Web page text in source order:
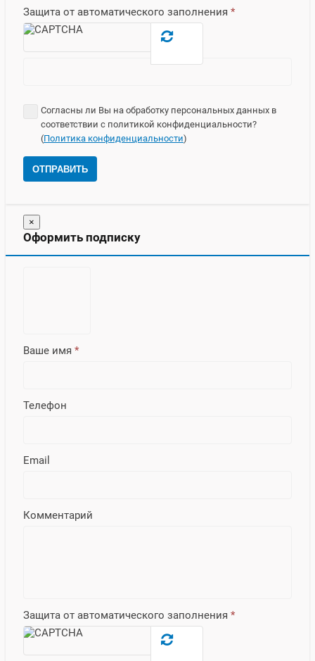
Защита от автоматического заполнения *
Согласны ли Вы на обработку персональных данных в
соответствии с политикой конфиденциальности?
(Политика конфиденциальности)
ОТПРАВИТЬ
×
Оформить подписку
Ваше имя *
Телефон
Email
Комментарий
Защита от автоматического заполнения *